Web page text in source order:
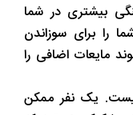
بیشتری در شما
را برای سوزاندن
مایعات اضافی را
یک نفر ممکن